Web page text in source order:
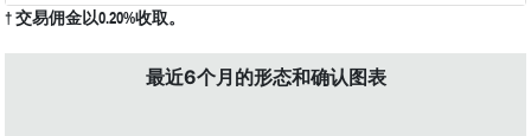
† 交易佣金以0.20%收取。
最近6个月的形态和确认图表